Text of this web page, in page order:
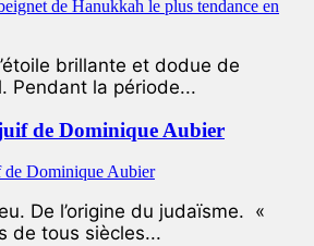
brillante et dodue de
Pendant la période...
de Dominique Aubier
De l’origine du judaïsme. «
de tous siècles...